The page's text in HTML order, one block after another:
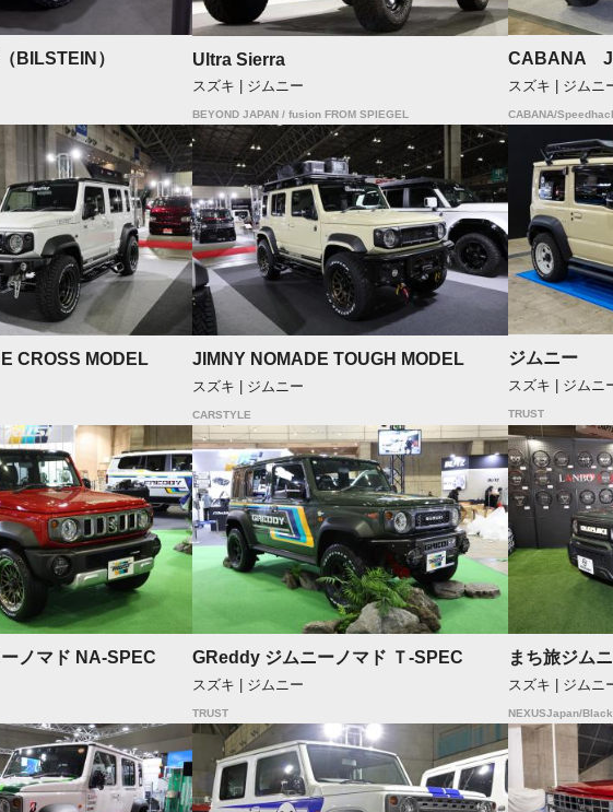
BILSTEIN） Ultra Sierra
スズキ | ジムニー
BEYOND JAPAN / fusion FROM SPIEGEL
CABANA
スズキ | ジムニ
CABANA/
CROSS MODEL JIMNY NOMADE TOUGH MODEL
スズキ | ジムニー
CARSTYLE
ジムニー
スズキ | ジムニ
TRUST
ノマド NA-SPEC GReddy ジムニーノマド Ｔ-SPEC
スズキ | ジムニー
TRUST
まち旅ジム
スズキ | ジムニ
NEXUSJapan/